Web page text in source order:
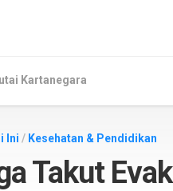
Kartanegara
Ini / Kesehatan & Pendidikan
Takut